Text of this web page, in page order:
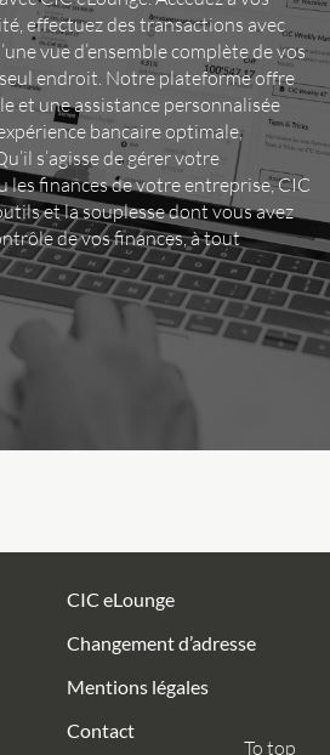
effectuez des transactions avec
vue d’ensemble complète de vos
endroit. Notre plateforme offre
et une assistance personnalisée
bancaire optimale,
s’agisse de gérer votre
finances de votre entreprise, CIC
et la souplesse dont vous avez
de vos finances, à tout
CIC eLounge
Changement d’adresse
Mentions légales
Contact
To top